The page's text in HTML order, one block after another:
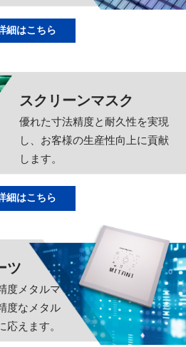
細はこちら
スクリーンマスク
優れた寸法精度と耐久性を実現
し、お客様の生産性向上に貢献
します。
細はこちら
ツ
度メタルマ
度なメタル
応えます。